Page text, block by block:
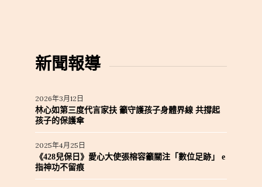
新聞報導
2026年3月12日
林心如第三度代言家扶 籲守護孩子身體界線 共撐起
孩子的保護傘
2025年4月25日
《428兒保日》愛心大使張榕容籲關注「數位足跡」 e
指神功不留痕